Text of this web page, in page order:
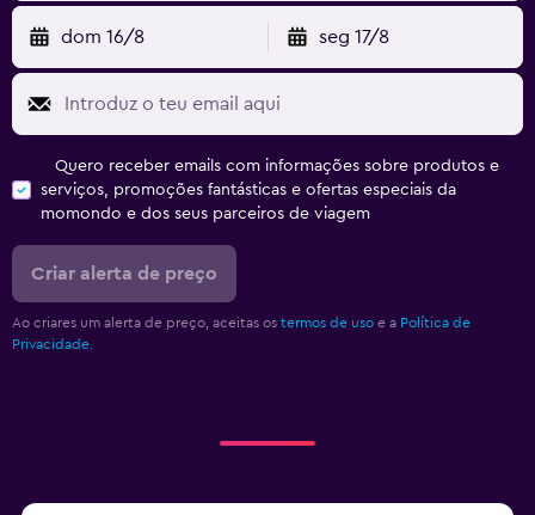
dom 16/8 seg 17/8
Quero receber emails com informações sobre produtos e
serviços, promoções fantásticas e ofertas especiais da
momondo e dos seus parceiros de viagem
Criar alerta de preço
Ao criares um alerta de preço, aceitas os termos de uso e a Política de
Privacidade.